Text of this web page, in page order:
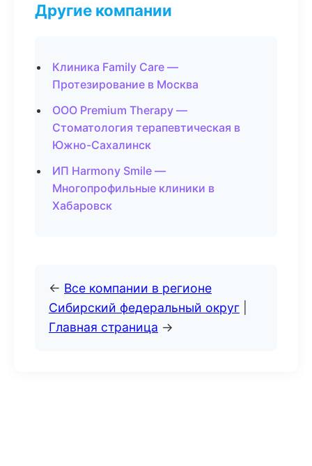
Другие компании
Клиника Family Care —
Протезирование в Москва
ООО Premium Therapy —
Стоматология терапевтическая в
Южно-Сахалинск
ИП Harmony Smile —
Многопрофильные клиники в
Хабаровск
← Все компании в регионе
Сибирский федеральный округ
Главная страница →